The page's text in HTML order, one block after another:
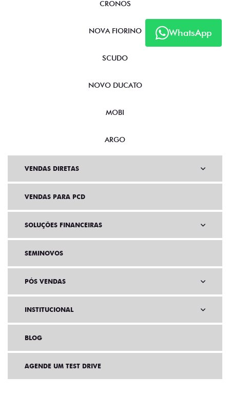
WhatsApp
CRONOS
NOVA FIORINO
SCUDO
NOVO DUCATO
MOBI
ARGO
VENDAS DIRETAS
VENDAS PARA PCD
SOLUÇÕES FINANCEIRAS
SEMINOVOS
PÓS VENDAS
INSTITUCIONAL
BLOG
AGENDE UM TEST DRIVE